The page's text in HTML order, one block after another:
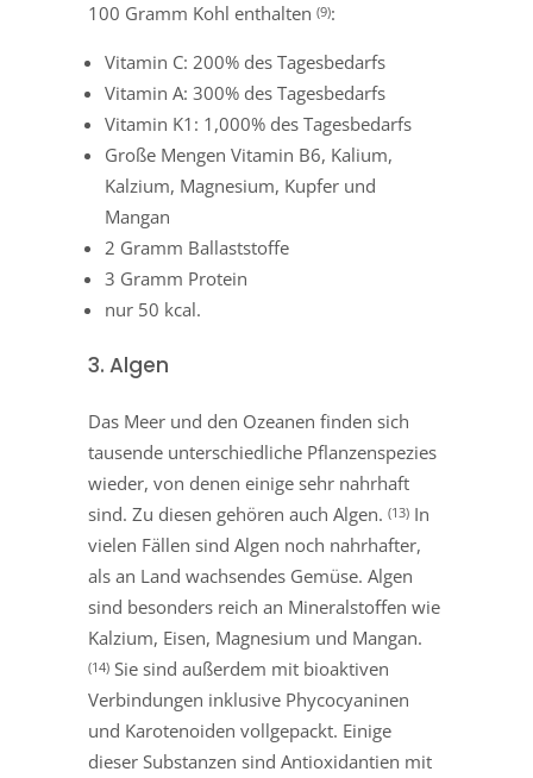
100 Gramm Kohl enthalten (9):
Vitamin C: 200% des Tagesbedarfs
Vitamin A: 300% des Tagesbedarfs
Vitamin K1: 1,000% des Tagesbedarfs
Große Mengen Vitamin B6, Kalium,
Kalzium, Magnesium, Kupfer und
Mangan
2 Gramm Ballaststoffe
3 Gramm Protein
nur 50 kcal.
3. Algen
Das Meer und den Ozeanen finden sich
tausende unterschiedliche Pflanzenspezies
wieder, von denen einige sehr nahrhaft
sind. Zu diesen gehören auch Algen. (13) In
vielen Fällen sind Algen noch nahrhafter,
als an Land wachsendes Gemüse. Algen
sind besonders reich an Mineralstoffen wie
Kalzium, Eisen, Magnesium und Mangan.
(14) Sie sind außerdem mit bioaktiven
Verbindungen inklusive Phycocyaninen
und Karotenoiden vollgepackt. Einige
dieser Substanzen sind Antioxidantien mit